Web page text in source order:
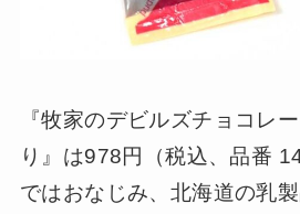
『牧家のデビルズチョコレ
り』は978円（税込、品番
ではおなじみ、北海道の乳